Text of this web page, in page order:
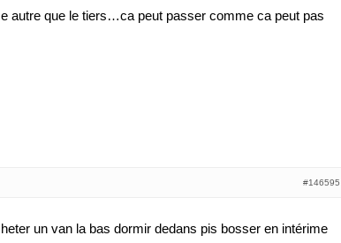
autre que le tiers…ca peut passer comme ca peut pas
#146595
un van la bas dormir dedans pis bosser en intérime